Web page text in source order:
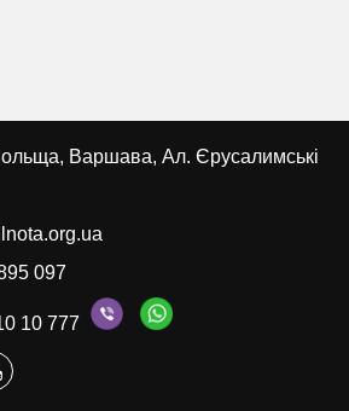
Варшава, Ал. Єрусалимські
097
10 777